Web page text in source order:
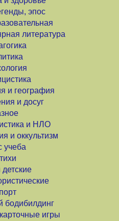
эпос
литература
и география
и досуг
и НЛО
и оккультизм
учеба
бодибилдинг
игры